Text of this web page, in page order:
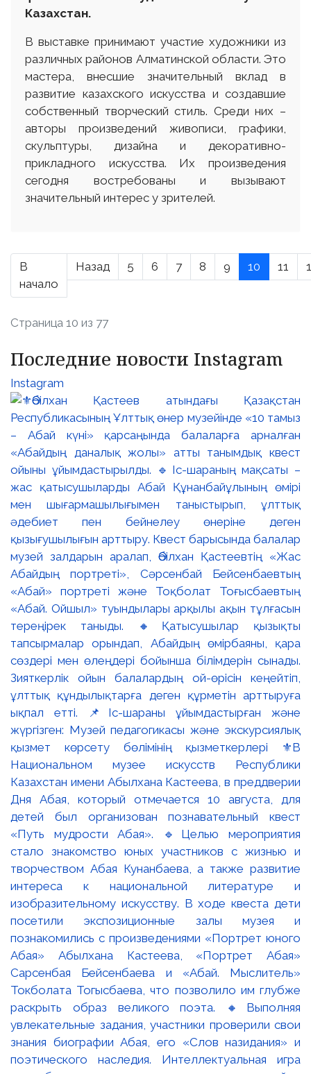
Казахстан.
В выставке принимают участие художники из
различных районов Алматинской области. Это
мастера, внесшие значительный вклад в
развитие казахского искусства и создавшие
собственный творческий стиль. Среди них –
авторы произведений живописи, графики,
скульптуры, дизайна и декоративно-
прикладного искусства. Их произведения
сегодня востребованы и вызывают
значительный интерес у зрителей.
В
начало
Назад 5 6 7 8 9 10 11
Страница 10 из 77
Последние новости Instagram
Instagram